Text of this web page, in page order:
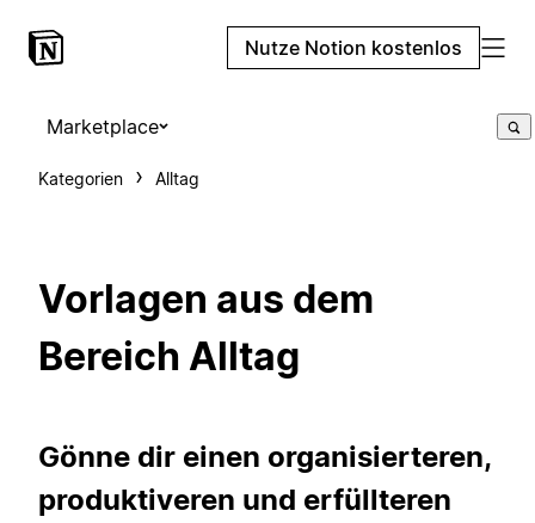
Nutze Notion kostenlos
Marketplace
Kategorien Alltag
Vorlagen aus dem
Bereich Alltag
Gönne dir einen organisierteren,
produktiveren und erfüllteren